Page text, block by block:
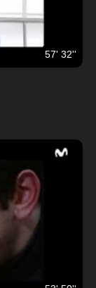
57' 32''